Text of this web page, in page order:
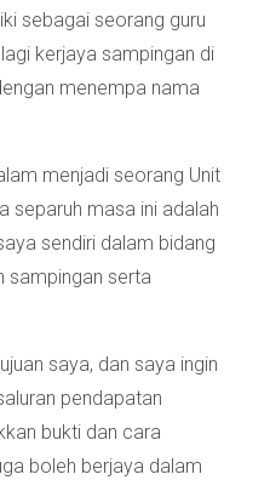
sebagai seorang guru
kerjaya sampingan di
menempa nama
menjadi seorang Unit
separuh masa ini adalah
sendiri dalam bidang
sampingan serta
saya, dan saya ingin
pendapatan
bukti dan cara
boleh berjaya dalam